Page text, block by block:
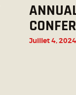
Juillet 4,